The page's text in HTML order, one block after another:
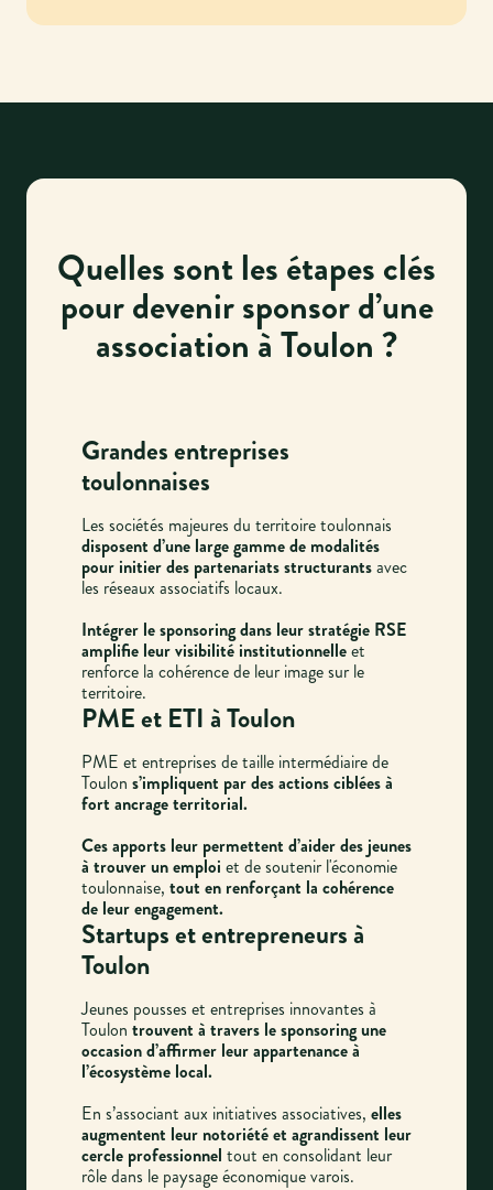
Quelles sont les étapes clés
pour devenir sponsor d’une
association à Toulon ?
Grandes entreprises
toulonnaises
Les sociétés majeures du territoire toulonnais
disposent d’une large gamme de modalités
pour initier des partenariats structurantsavec
les réseaux associatifs locaux.
Intégrer le sponsoring dans leur stratégie RSE
amplifie leur visibilité institutionnelleet
renforce la cohérence de leur image sur le
territoire.
PME et ETI à Toulon
PME et entreprises de taille intermédiaire de
Toulon s’impliquent par des actions ciblées à
fort ancrage territorial.
Ces apports leur permettent d’aider des jeunes
à trouver un emploi et de soutenir l'économie
toulonnaise, tout en renforçant la cohérence
de leur engagement.
Startups et entrepreneurs à
Toulon
Jeunes pousses et entreprises innovantes à
Toulon trouvent à travers le sponsoring une
occasion d’affirmer leur appartenance à
l’écosystème local.
En s’associant aux initiatives associatives, elles
augmentent leur notoriété et agrandissent leur
cercle professionnel tout en consolidant leur
rôle dans le paysage économique varois.